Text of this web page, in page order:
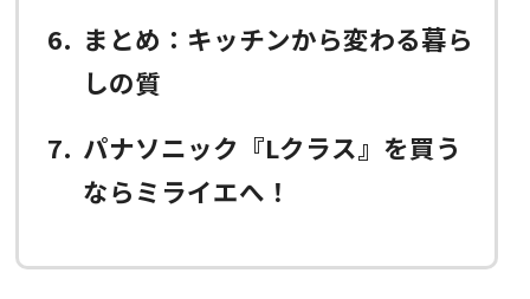
6
まとめ：キッチンから変わる暮ら
しの質
7
パナソニック『Lクラス』を買う
ならミライエへ！